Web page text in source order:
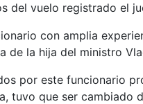
del vuelo registrado el
con amplia
de la hija del ministro
por este funcionario
tuvo que ser cambiado